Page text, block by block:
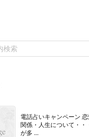
電話占いキャンペーン
関係・人生について・・
が多 ...